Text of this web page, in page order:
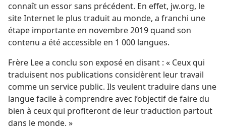
connaît un essor sans précédent. En effet, jw.org, le
site Internet le plus traduit au monde, a franchi une
étape importante en novembre 2019 quand son
contenu a été accessible en 1 000 langues.
Frère Lee a conclu son exposé en disant : « Ceux qui
traduisent nos publications considèrent leur travail
comme un service public. Ils veulent traduire dans une
langue facile à comprendre avec l’objectif de faire du
bien à ceux qui profiteront de leur traduction partout
dans le monde. »